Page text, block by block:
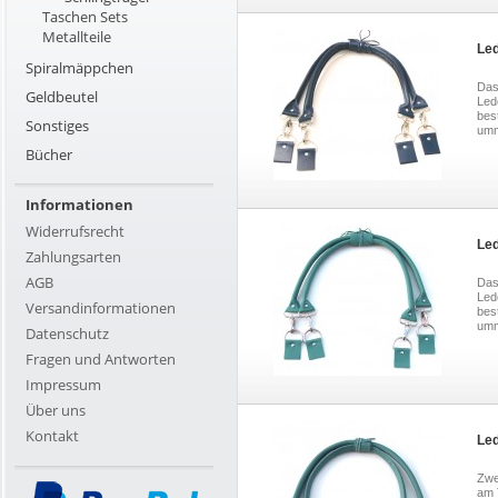
Taschen Sets
Metallteile
Spiralmäppchen
Geldbeutel
Sonstiges
Bücher
Informationen
Widerrufsrecht
Zahlungsarten
AGB
Versandinformationen
Datenschutz
Fragen und Antworten
Impressum
Über uns
Kontakt
am